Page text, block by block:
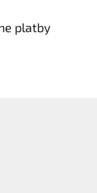
platby